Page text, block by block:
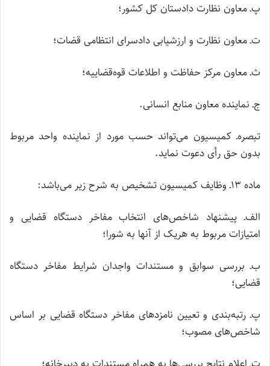
پ‌ـ معاون نظارت دادستان کل کشور؛
ت‌ـ معاون نظارت و ارزشیابی دادسرای انتظامی قضات؛
ث‌ـ معاون مرکز حفاظت و اطلاعات قوه‌قضاییه؛
ج‌ـ نماینده معاون منابع انسانی.
تبصره‌ـ کمیسیون می‌تواند حسب مورد از نماینده واحد مربوط
بدون حق رأی دعوت نماید.
ماده ۱۳‌‌ـ وظایف کمیسیون تشخیص به شرح زیر می‌باشد:
الف‌ـ پیشنهاد شاخص‌های انتخاب مفاخر دستگاه قضایی و
امتیازات مربوط به هریک از آنها به شورا؛
ب‌ـ بررسی سوابق و مستندات واجدان شرایط مفاخر دستگاه
قضایی؛
پ‌ـ رتبه‌بندی و تعیین نامزدهای مفاخر دستگاه قضایی بر اساس
شاخص‌های مصوب؛